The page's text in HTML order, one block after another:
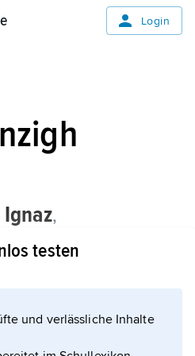
Login
Ignaz,
* Wien 20. 11.
1830;
des Wiener
testen
und verlässliche Inhalte